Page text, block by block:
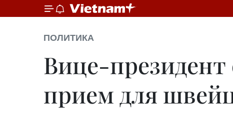
ПОЛИТИКА
Вице-
прием для